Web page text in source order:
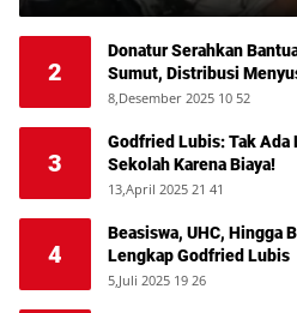
2
Donatur Serahkan
Sumut, Distribusi
8,Desember 2025 10 52
3
Godfried Lubis: Tak Ada
Sekolah Karena Biaya!
13,April 2025 21 41
4
Beasiswa, UHC, Hingga
Lengkap Godfried Lubis
5,Juli 2025 19 26